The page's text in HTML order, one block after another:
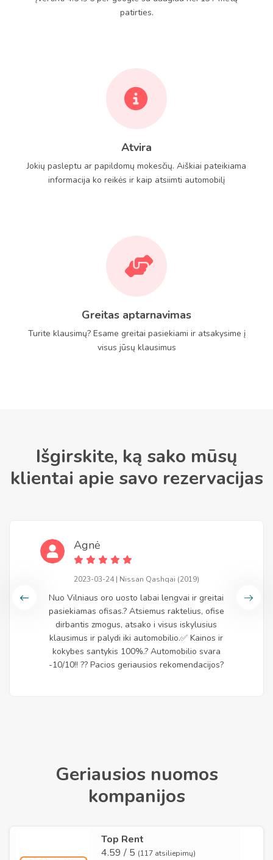
patirties.
Atvira
Jokių pasleptu ar papildomų mokesčių. Aiškiai pateikiama
informacija ko reikės ir kaip atsiimti automobilį
Greitas aptarnavimas
Turite klausimų? Esame greitai pasiekiami ir atsakysime į
visus jūsų klausimus
Išgirskite, ką sako mūsų
klientai apie savo rezervacijas
Agnė
2023-03-24 | Nissan Qashqai (2019)
Nuo Vilniaus oro uosto labai lengvai ir greitai
pasiekiamas ofisas.? Atsiemus raktelius, ofise
dirbantis zmogus, atsako i visus iskylusius
klausimus ir palydi iki automobilio.✅ Kainos ir
kokybes santykis 100%.? Automobilio svara
-10/10!! ?? Pacios geriausios rekomendacijos?
Geriausios nuomos
kompanijos
Top Rent
4.59 / 5 (117 atsiliepimų)